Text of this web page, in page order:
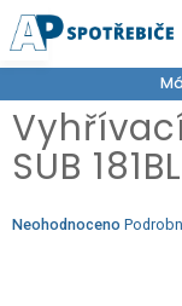
na
obsah
SUB 181BL
Průměrné
Neohodnoceno